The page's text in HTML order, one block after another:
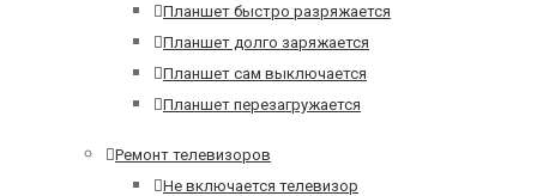
Планшет быстро разряжается
Планшет долго заряжается
Планшет сам выключается
Планшет перезагружается
Ремонт телевизоров
Не включается телевизор